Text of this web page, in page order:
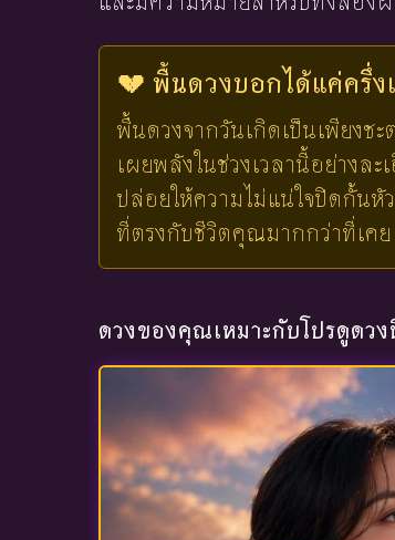
💔 พื้นดวงบอกได้แค่ครึ่ง
พื้นดวงจากวันเกิดเป็นเพียงช
เผยพลังในช่วงเวลานี้อย่าง
ปล่อยให้ความไม่แน่ใจปิดกั้นหั
ที่ตรงกับชีวิตคุณมากกว่าที่เคย
ดวงของคุณเหมาะกับโปรดูดวง